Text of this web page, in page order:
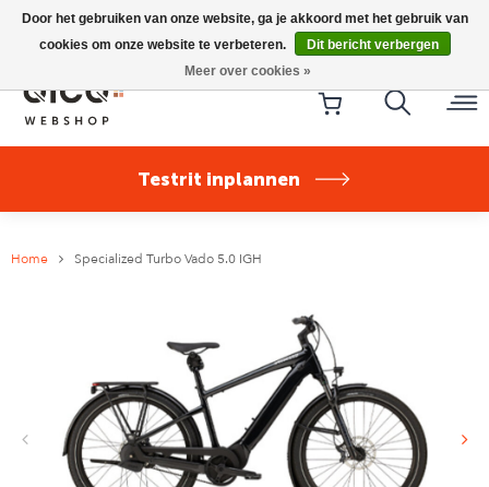
Riese & Müller Nevo5 Silent Core nu direct uit voorraad
leverbaar!
Testrit inplannen
Home Specialized Turbo Vado 5.0 IGH
Door het gebruiken van onze website, ga je akkoord met het gebruik van
cookies om onze website te verbeteren.
Dit bericht verbergen
Meer over cookies »